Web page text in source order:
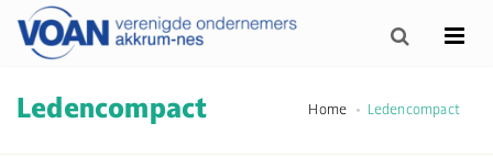
Home Ledencompact
Ledencompact